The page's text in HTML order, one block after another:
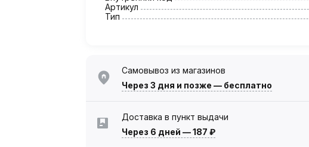
Артикул
Тип
Самовывоз из магазинов
Через 3 дня и позже — бесплатно
Доставка в пункт выдачи
Через 6 дней —187 ₽